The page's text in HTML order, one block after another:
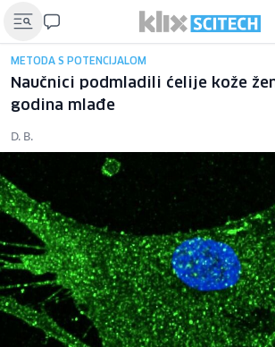
METODA S POTENCIJALOM
Naučnici podmladili ćelije kože
godina mlađe
D. B.